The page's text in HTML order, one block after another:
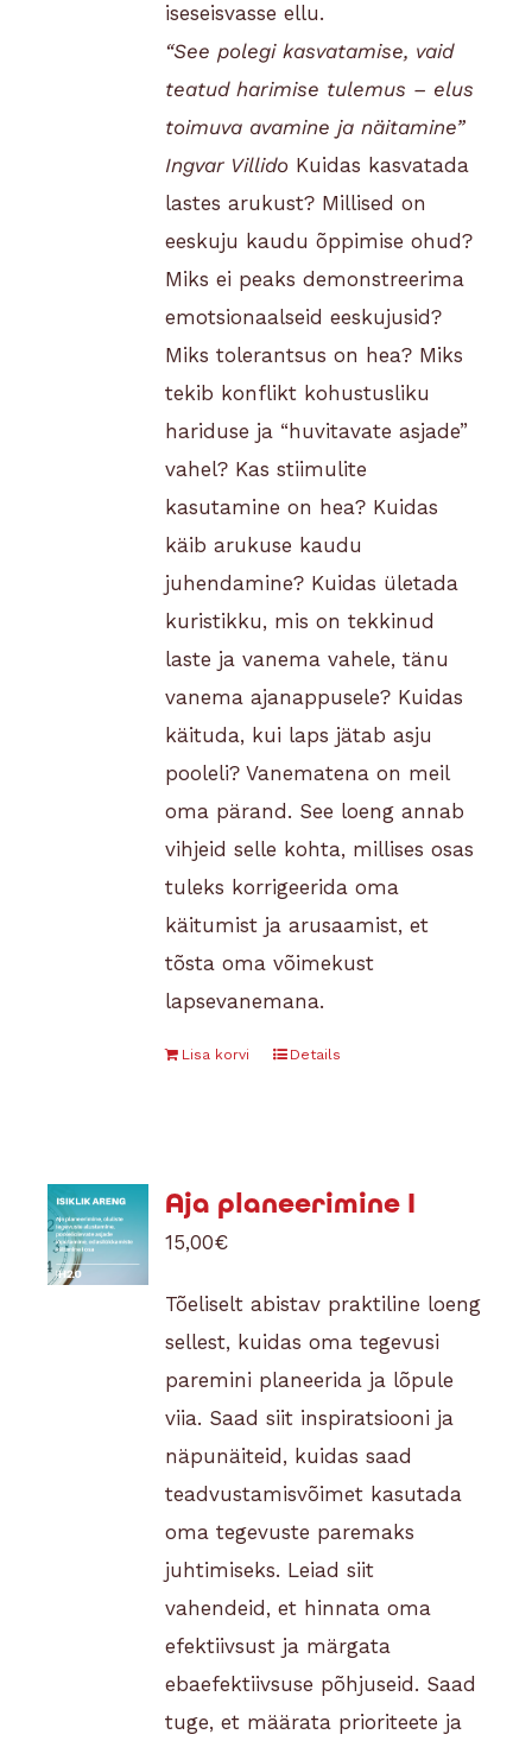
iseseisvasse ellu.
“See polegi kasvatamise, vaid
teatud harimise tulemus – elus
toimuva avamine ja näitamine”
Ingvar Villido Kuidas kasvatada
lastes arukust? Millised on
eeskuju kaudu õppimise ohud?
Miks ei peaks demonstreerima
emotsionaalseid eeskujusid?
Miks tolerantsus on hea? Miks
tekib konflikt kohustusliku
hariduse ja “huvitavate asjade”
vahel? Kas stiimulite
kasutamine on hea? Kuidas
käib arukuse kaudu
juhendamine? Kuidas ületada
kuristikku, mis on tekkinud
laste ja vanema vahele, tänu
vanema ajanappusele? Kuidas
käituda, kui laps jätab asju
pooleli? Vanematena on meil
oma pärand. See loeng annab
vihjeid selle kohta, millises osas
tuleks korrigeerida oma
käitumist ja arusaamist, et
tõsta oma võimekust
lapsevanemana.
Lisa korvi Details
Aja planeerimine I
15,00€
Tõeliselt abistav praktiline loeng
sellest, kuidas oma tegevusi
paremini planeerida ja lõpule
viia. Saad siit inspiratsiooni ja
näpunäiteid, kuidas saad
teadvustamisvõimet kasutada
oma tegevuste paremaks
juhtimiseks. Leiad siit
vahendeid, et hinnata oma
efektiivsust ja märgata
ebaefektiivsuse põhjuseid. Saad
tuge, et määrata prioriteete ja